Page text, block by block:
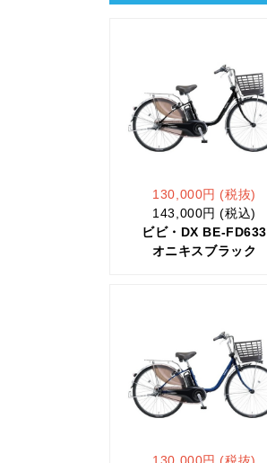
130,000円 (税抜)
143,000円 (税込)
ビビ・DX BE-FD633
オニキスブラック
130,000円 (税抜)